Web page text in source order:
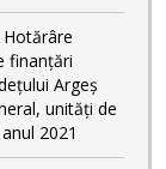
finanțări
Argeș
unități de
2021